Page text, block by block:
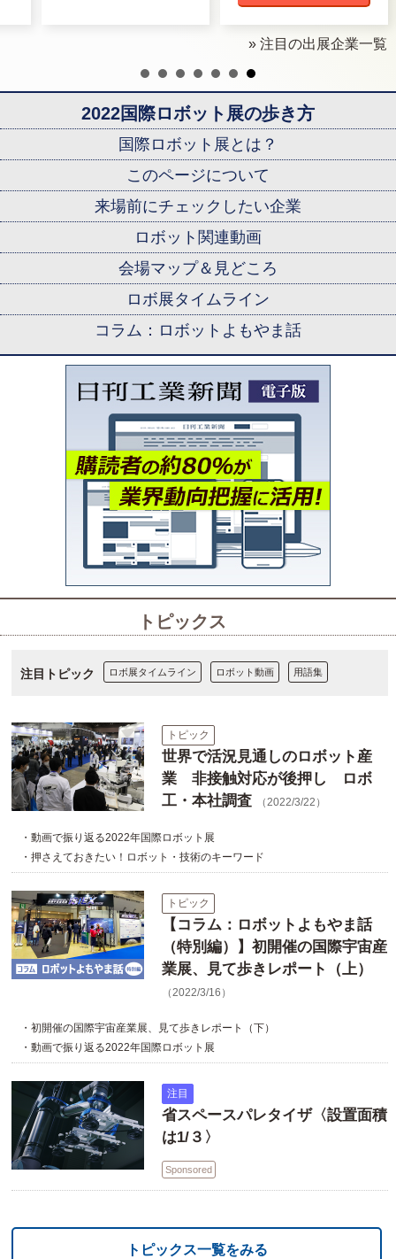
» 注目の出展企業一覧
2022国際ロボット展の歩き方
国際ロボット展とは？
このページについて
来場前にチェックしたい企業
ロボット関連動画
会場マップ＆見どころ
ロボ展タイムライン
コラム：ロボットよもやま話
トピックス
注目トピック ロボ展タイムライン ロボット動画 用語集
トピック
世界で活況見通しのロボット産
業 非接触対応が後押し ロボ
工・本社調査
（2022/3/22）
・動画で振り返る2022年国際ロボット展
・押さえておきたい！ロボット・技術のキーワード
トピック
【コラム：ロボットよもやま話
（特別編）】初開催の国際宇宙産
業展、見て歩きレポート（上）
（2022/3/16）
・初開催の国際宇宙産業展、見て歩きレポート（下）
・動画で振り返る2022年国際ロボット展
注目
省スペースパレタイザ〈設置面積
は1/３〉
Sponsored
トピックス一覧をみる